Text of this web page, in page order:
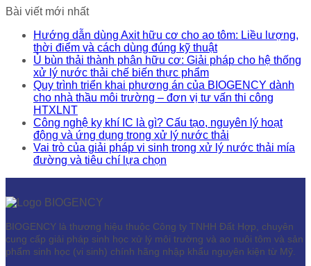
Bài viết mới nhất
Hướng dẫn dùng Axit hữu cơ cho ao tôm: Liều lượng,
thời điểm và cách dùng đúng kỹ thuật
Ủ bùn thải thành phân hữu cơ: Giải pháp cho hệ thống
xử lý nước thải chế biến thực phẩm
Quy trình triển khai phương án của BIOGENCY dành
cho nhà thầu môi trường – đơn vị tư vấn thi công
HTXLNT
Công nghệ kỵ khí IC là gì? Cấu tạo, nguyên lý hoạt
động và ứng dụng trong xử lý nước thải
Vai trò của giải pháp vi sinh trong xử lý nước thải mía
đường và tiêu chí lựa chọn
BIOGENCY là thương hiệu thuộc Công ty TNHH Đất Hợp, chuyên
cung cấp giải pháp sinh học xử lý môi trường và ao nuôi tôm và sản
phẩm sinh học (vi sinh) chính hãng nhập khẩu nguyên kiện từ Mỹ.